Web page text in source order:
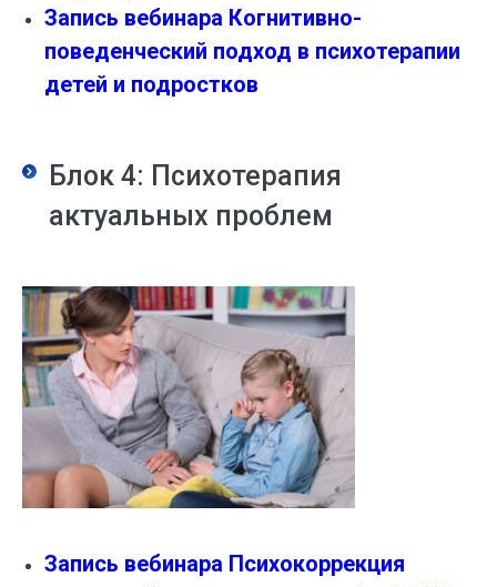
Запись вебинара Когнитивно-
поведенческий подход в психотерапии
детей и подростков
Блок 4: Психотерапия
актуальных проблем
Запись вебинара Психокоррекция